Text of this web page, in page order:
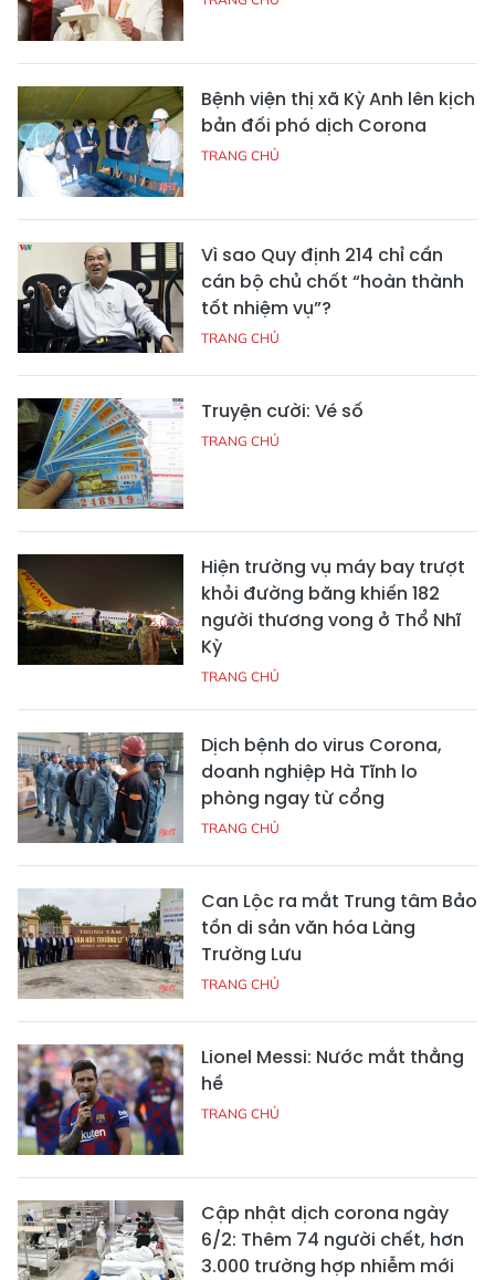
Bệnh viện thị xã Kỳ Anh lên kịch
bản đối phó dịch Corona
TRANG CHỦ
Vì sao Quy định 214 chỉ cần
cán bộ chủ chốt “hoàn thành
tốt nhiệm vụ”?
TRANG CHỦ
Truyện cười: Vé số
TRANG CHỦ
Hiện trường vụ máy bay trượt
khỏi đường băng khiến 182
người thương vong ở Thổ Nhĩ
Kỳ
TRANG CHỦ
Dịch bệnh do virus Corona,
doanh nghiệp Hà Tĩnh lo
phòng ngay từ cổng
TRANG CHỦ
Can Lộc ra mắt Trung tâm Bảo
tồn di sản văn hóa Làng
Trường Lưu
TRANG CHỦ
Lionel Messi: Nước mắt thằng
hề
TRANG CHỦ
Cập nhật dịch corona ngày
6/2: Thêm 74 người chết, hơn
3.000 trường hợp nhiễm mới